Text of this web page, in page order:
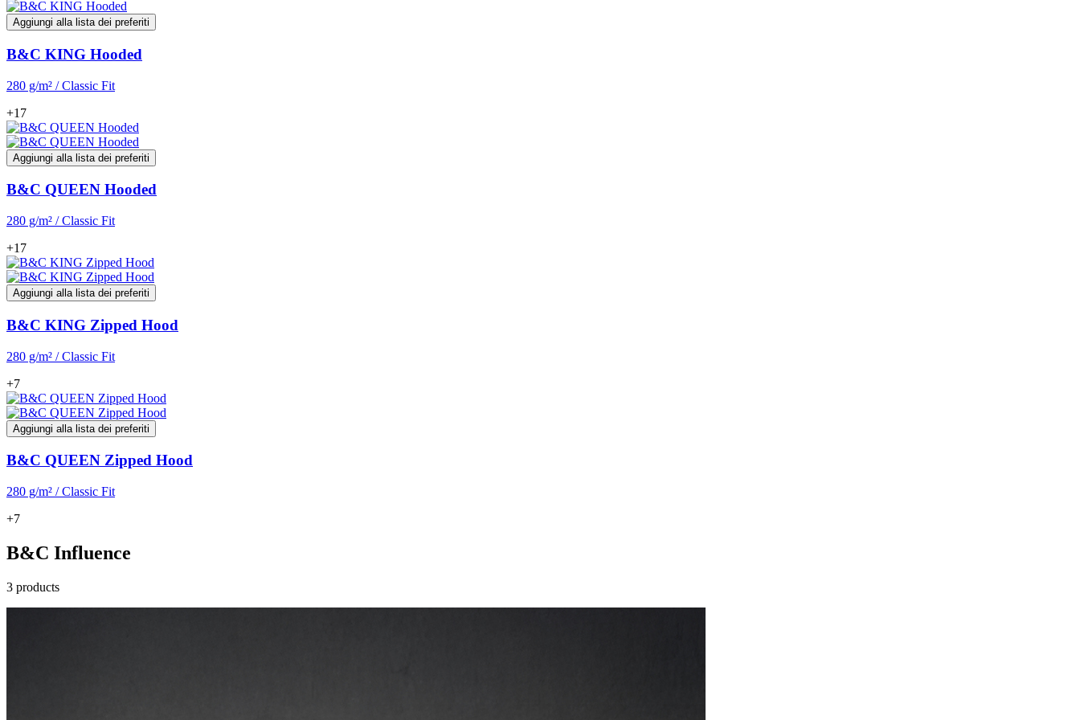
Aggiungi alla lista dei preferiti
B&C KING Hooded
280 g/m² / Classic Fit
+17
Aggiungi alla lista dei preferiti
B&C QUEEN Hooded
280 g/m² / Classic Fit
+17
Aggiungi alla lista dei preferiti
B&C KING Zipped Hood
280 g/m² / Classic Fit
+7
Aggiungi alla lista dei preferiti
B&C QUEEN Zipped Hood
280 g/m² / Classic Fit
+7
B&C Influence
3 products